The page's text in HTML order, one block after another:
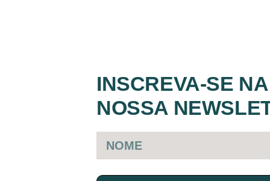
INSCREVA-SE NA
NOSSA